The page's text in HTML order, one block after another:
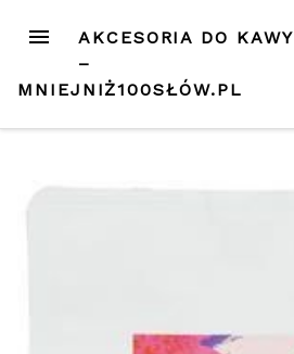
treści
MENU
AKCESORIA DO KAWY
–
MNIEJNIŻ100SŁÓW.PL